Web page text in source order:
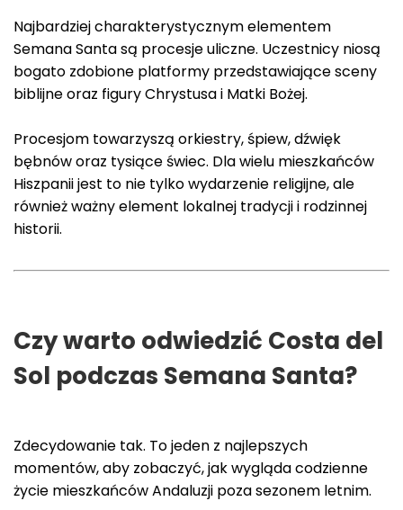
Najbardziej charakterystycznym elementem
Semana Santa są procesje uliczne. Uczestnicy niosą
bogato zdobione platformy przedstawiające sceny
biblijne oraz figury Chrystusa i Matki Bożej.
Procesjom towarzyszą orkiestry, śpiew, dźwięk
bębnów oraz tysiące świec. Dla wielu mieszkańców
Hiszpanii jest to nie tylko wydarzenie religijne, ale
również ważny element lokalnej tradycji i rodzinnej
historii.
Czy warto odwiedzić Costa del
Sol podczas Semana Santa?
Zdecydowanie tak. To jeden z najlepszych
momentów, aby zobaczyć, jak wygląda codzienne
życie mieszkańców Andaluzji poza sezonem letnim.